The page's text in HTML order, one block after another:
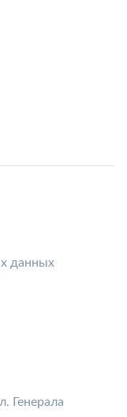
данных
Генерала